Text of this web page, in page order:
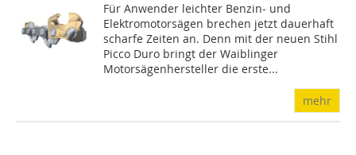
Für Anwender leichter Benzin- und
Elektromotorsägen brechen jetzt dauerhaft
scharfe Zeiten an. Denn mit der neuen Stihl
Picco Duro bringt der Waiblinger
Motorsägenhersteller die erste...
mehr